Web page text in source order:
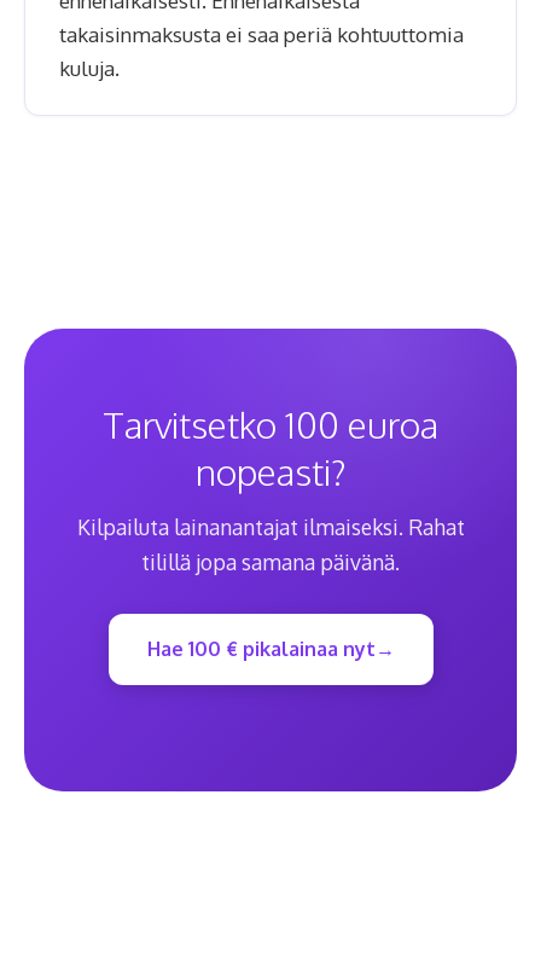
takaisinmaksusta ei saa periä kohtuuttomia
kuluja.
Tarvitsetko 100 euroa
nopeasti?
Kilpailuta lainanantajat ilmaiseksi. Rahat
tilillä jopa samana päivänä.
Hae 100 € pikalainaa nyt